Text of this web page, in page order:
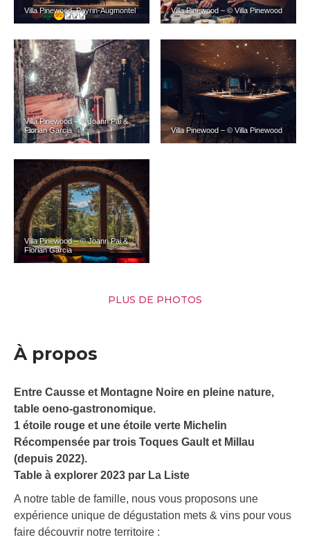
Villa Pinewood_Payrin-Augmontel Villa Pinewood – © Villa Pinewood
Villa Pinewood – © Joann Pai &
Florian Garcia
Villa Pinewood – © Villa Pinewood
Villa Pinewood – © Joann Pai &
Florian Garcia
PLUS DE PHOTOS
À propos
Entre Causse et Montagne Noire en pleine nature,
table oeno-gastronomique.
1 étoile rouge et une étoile verte Michelin
Récompensée par trois Toques Gault et Millau
(depuis 2022).
Table à explorer 2023 par La Liste
A notre table de famille, nous vous proposons une
expérience unique de dégustation mets & vins pour vous
faire découvrir notre territoire :